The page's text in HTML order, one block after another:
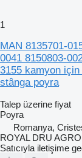
1
MAN 8135701-
0041 8150803-
3155 kamyon
stânga poyra
Talep üzerine fiyat
Poyra
Romanya,
ROYAL DRU
Satıcıyla iletişime